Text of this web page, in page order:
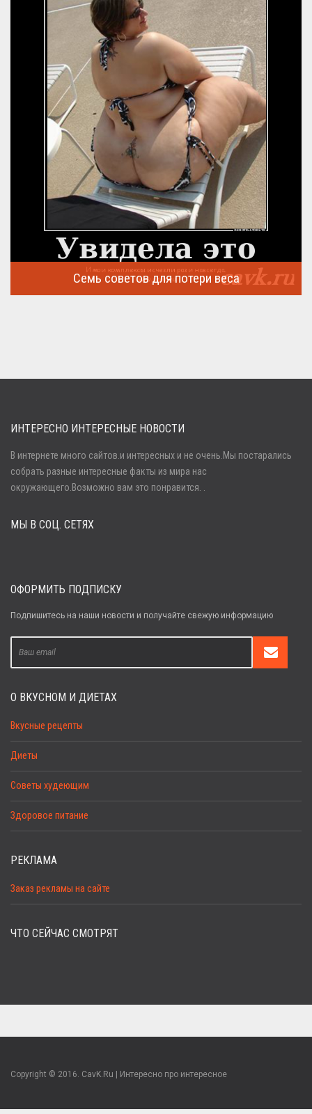
Семь советов для потери веса
Войти
Забыли пароль?
ИНТЕРЕСНО ИНТЕРЕСНЫЕ НОВОСТИ
В интернете много сайтов.и интересных и не очень.Мы постарались
собрать разные интересные факты из мира нас
окружающего.Возможно вам это понравится. .
МЫ В СОЦ. СЕТЯХ
ОФОРМИТЬ ПОДПИСКУ
Подпишитесь на наши новости и получайте свежую информацию
О ВКУСНОМ И ДИЕТАХ
Вкусные рецепты
Диеты
Советы худеющим
Здоровое питание
РЕКЛАМА
Заказ рекламы на сайте
ЧТО СЕЙЧАС СМОТРЯТ
Copyright © 2016. CavK.Ru | Интересно про интересное